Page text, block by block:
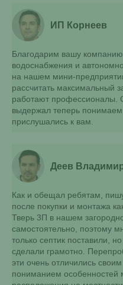
ИП Корнеев
Благодарим вашу
водоснабжения и
на нашем мини-
рассчитать максимальный
работают профессионалы.
выдержал теперь
прислушались к вам.
Деев
Как и обещал ребятам,
после покупки и монтажа
Тверь 3П в нашем
самостоятельно, поэтому
только септик поставили,
сделали грамотно.
эти очень отличились
пониманием особенностей